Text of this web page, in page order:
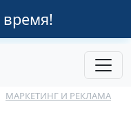
время!
МАРКЕТИНГ И РЕКЛАМА